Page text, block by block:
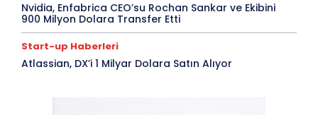
Nvidia, Enfabrica CEO’su Rochan Sankar ve Ekibini
900 Milyon Dolara Transfer Etti
Start-up Haberleri
Atlassian, DX’i 1 Milyar Dolara Satın Alıyor